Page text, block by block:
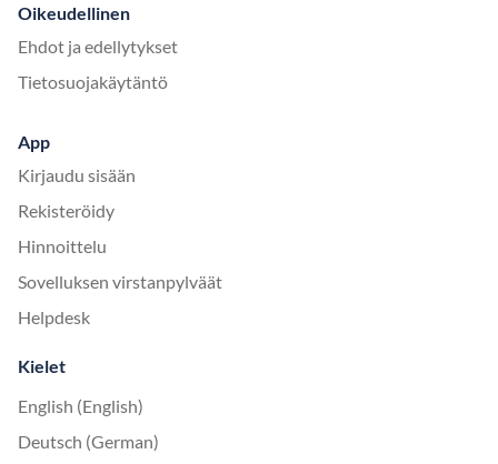
Oikeudellinen
Ehdot ja edellytykset
Tietosuojakäytäntö
App
Kirjaudu sisään
Rekisteröidy
Hinnoittelu
Sovelluksen virstanpylväät
Helpdesk
Kielet
English (English)
Deutsch (German)